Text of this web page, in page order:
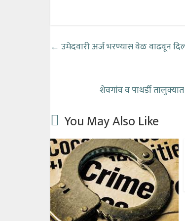
← उमेदवारी अर्ज भरण्यास वेळ वाढवून
शेवगांव व पाथर्डी
You May Also Like